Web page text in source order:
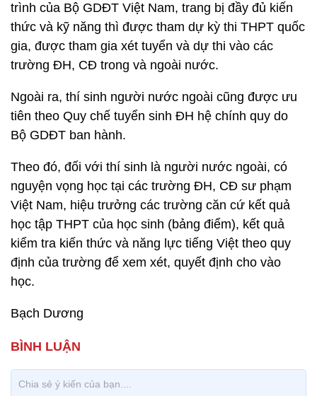
trình của Bộ GDĐT Việt Nam, trang bị đầy đủ kiến
thức và kỹ năng thì được tham dự kỳ thi THPT quốc
gia, được tham gia xét tuyển và dự thi vào các
trường ĐH, CĐ trong và ngoài nước.
Ngoài ra, thí sinh người nước ngoài cũng được ưu
tiên theo Quy chế tuyển sinh ĐH hệ chính quy do
Bộ GDĐT ban hành.
Theo đó, đối với thí sinh là người nước ngoài, có
nguyện vọng học tại các trường ĐH, CĐ sư phạm
Việt Nam, hiệu trưởng các trường căn cứ kết quả
học tập THPT của học sinh (bảng điểm), kết quả
kiểm tra kiến thức và năng lực tiếng Việt theo quy
định của trường để xem xét, quyết định cho vào
học.
Bạch Dương